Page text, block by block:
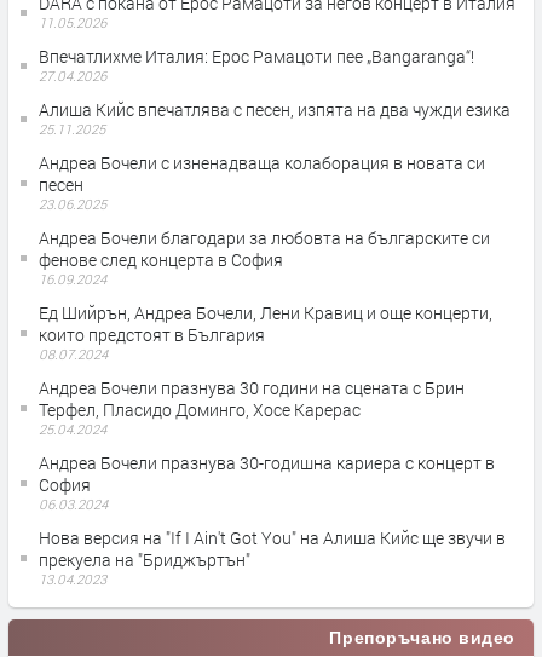
11.05.2026
Впечатлихме Италия: Ерос Рамацоти пее „Bangaranga“!
27.04.2026
Алиша Кийс впечатлява с песен, изпята на два чужди езика
25.11.2025
Андреа Бочели с изненадваща колаборация в новата си
песен
23.06.2025
Андреа Бочели благодари за любовта на българските си
фенове след концерта в София
16.09.2024
Ед Шийрън, Андреа Бочели, Лени Кравиц и още концерти,
които предстоят в България
08.07.2024
Андреа Бочели празнува 30 години на сцената с Брин
Терфел, Пласидо Доминго, Хосе Карерас
25.04.2024
Андреа Бочели празнува 30-годишна кариера с концерт в
София
06.03.2024
Нова версия на "If I Ain't Got You" на Алиша Кийс ще звучи в
прекуела на "Бриджъртън"
13.04.2023
Препоръчано видео